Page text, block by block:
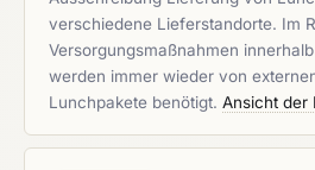
verschiedene Lieferstandorte. Im
Versorgungsmaßnahmen
werden immer wieder von
Lunchpakete benötigt. Ansicht der